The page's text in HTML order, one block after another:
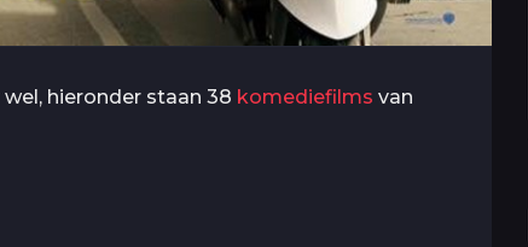
hieronder staan 38 komediefilms van